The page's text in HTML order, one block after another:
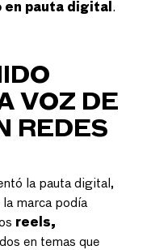
en pauta digital .
VOZ DE
REDES
la pauta digital,
marca podía
reels,
en temas que